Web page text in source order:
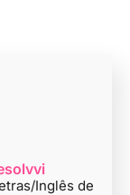
Inglês de